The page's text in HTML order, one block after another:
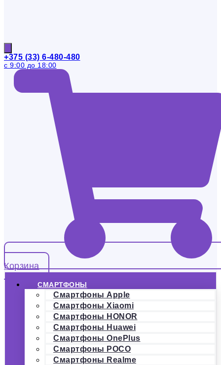
+375 (33) 6-480-480
с 9:00 до 18:00
Корзина
СМАРТФОНЫ
Смартфоны Apple
Смартфоны Xiaomi
Смартфоны HONOR
Смартфоны Huawei
Смартфоны OnePlus
Смартфоны POCO
Смартфоны Realme